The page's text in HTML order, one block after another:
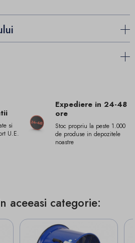
si
U.E.
Expediere in 24-48
ore
Stoc propriu la peste 1.000
de produse in depozitele
noastre
aceeasi categorie: